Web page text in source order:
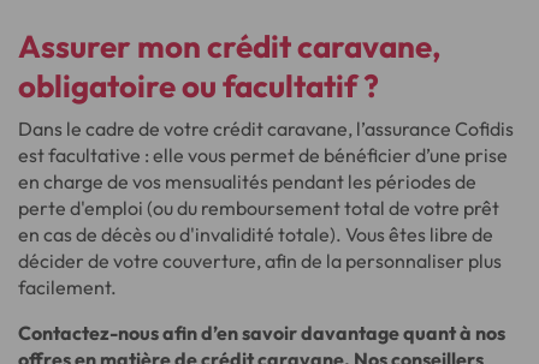
Assurer mon crédit caravane,
obligatoire ou facultatif ?
Dans le cadre de votre crédit caravane, l’assurance Cofidis
est facultative : elle vous permet de bénéficier d’une prise
en charge de vos mensualités pendant les périodes de
perte d'emploi (ou du remboursement total de votre prêt
en cas de décès ou d'invalidité totale). Vous êtes libre de
décider de votre couverture, afin de la personnaliser plus
facilement.
Contactez-nous afin d’en savoir davantage quant à nos
offres en matière de crédit caravane. Nos conseillers